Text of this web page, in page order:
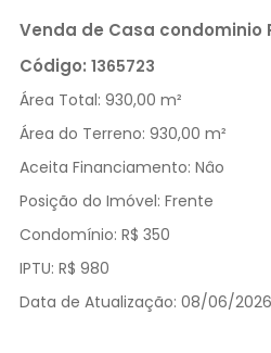
Venda de Casa condominio
Código: 1365723
Área Total: 930,00 m²
Área do Terreno: 930,00 m²
Aceita Financiamento: Nâo
Posição do Imóvel: Frente
Condomínio: R$ 350
IPTU: R$ 980
Data de Atualização: 08/06/2026